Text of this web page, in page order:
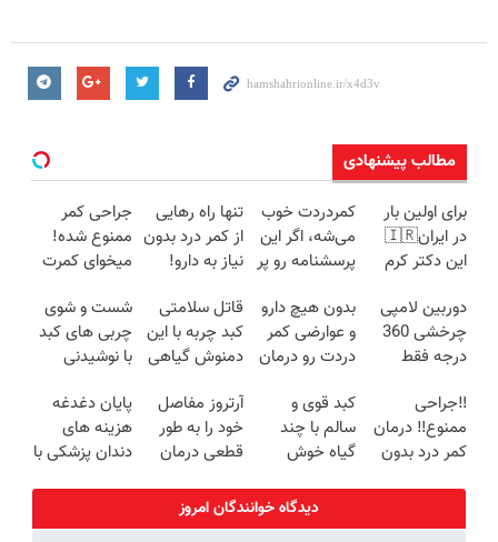
مطالب پیشنهادی
برای اولین بار
در ایران🇮🇷
این دکتر کرم
روزه ساخت!
کمردردت خوب
می‌شه، اگر این
پرسشنامه رو پر
تنها راه رهایی
از کمر درد بدون
نیاز به دارو!
جراحی کمر
ممنوع شده!
میخوای کمرت
درمان کنی؟
((پرسش‌نامه))
دوربین لامپی
چرخشی 360
درجه فقط
🔥 پرداخت
درب منزل
بدون هیچ دارو
و عوارضی کمر
دردت رو درمان
(پرسش‌نامه)
قاتل سلامتی
کبد چربه با این
دمنوش گیاهی
شست و شوی
چربی های کبد
با نوشیدنی
‼️جراحی
ممنوع‼️ درمان
کمر درد بدون
کبد قوی و
سالم با چند
گیاه خوش
آرتروز مفاصل
خود را به طور
قطعی درمان
◗پرسش‌نامه◖
پایان دغدغه
هزینه های
دندان پزشکی با
دیدگاه خوانندگان امروز